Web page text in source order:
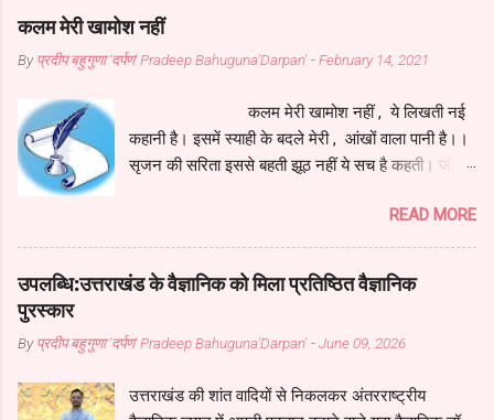
कलम मेरी खामोश नहीं
Byप्रदीप बहुगुणा 'दर्पण' Pradeep Bahuguna'Darpan' -February 14, 2021
कलम मेरी खामोश नहीं , ये लिखती नई
कहानी है। इसमें स्याही के बदले मेरी , आंखों वाला पानी है।।
सृजन की सरिता इससे बहती झूठ नहीं ये सच है कहती। जीवन
सहचरी , मेरी सहेली , मेरे दिल की रानी है। इसमें स्याही के
बदले मेरी , आंखों वाला पानी है।। इसने जीना मुझे सिखाया ,
सच से परिचय मेरा कराया। जीवन की सच्चाई लिखाकर , मुझे
कवि इसने ही बनाया।। मेरे आपके अनुभवों की , ये तस्वीर
कलम कवि का है हथियार , इसका है सब पर अधिकार। जीवन
वाली है ये , इसकी चाल तूफानी है। इसमें स्याही के बदले मेरी ,
READ MORE
उपलब्धि:उत्तराखंड के वैज्ञानिक को मिला प्रतिष्ठित वैज्ञानिक
पुरस्कार
Byप्रदीप बहुगुणा 'दर्पण' Pradeep Bahuguna'Darpan' -June 09, 2026
उत्तराखंड की शांत वादियों से निकलकर अंतरराष्ट्रीय